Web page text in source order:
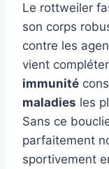
Le rottweiler
son corps
contre les
vient
immunité
maladies les
Sans ce
parfaitement
sportivement